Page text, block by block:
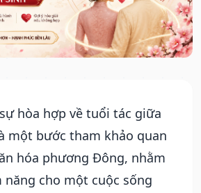
hòa hợp về tuổi tác giữa
một bước tham khảo quan
hóa phương Đông, nhằm
năng cho một cuộc sống